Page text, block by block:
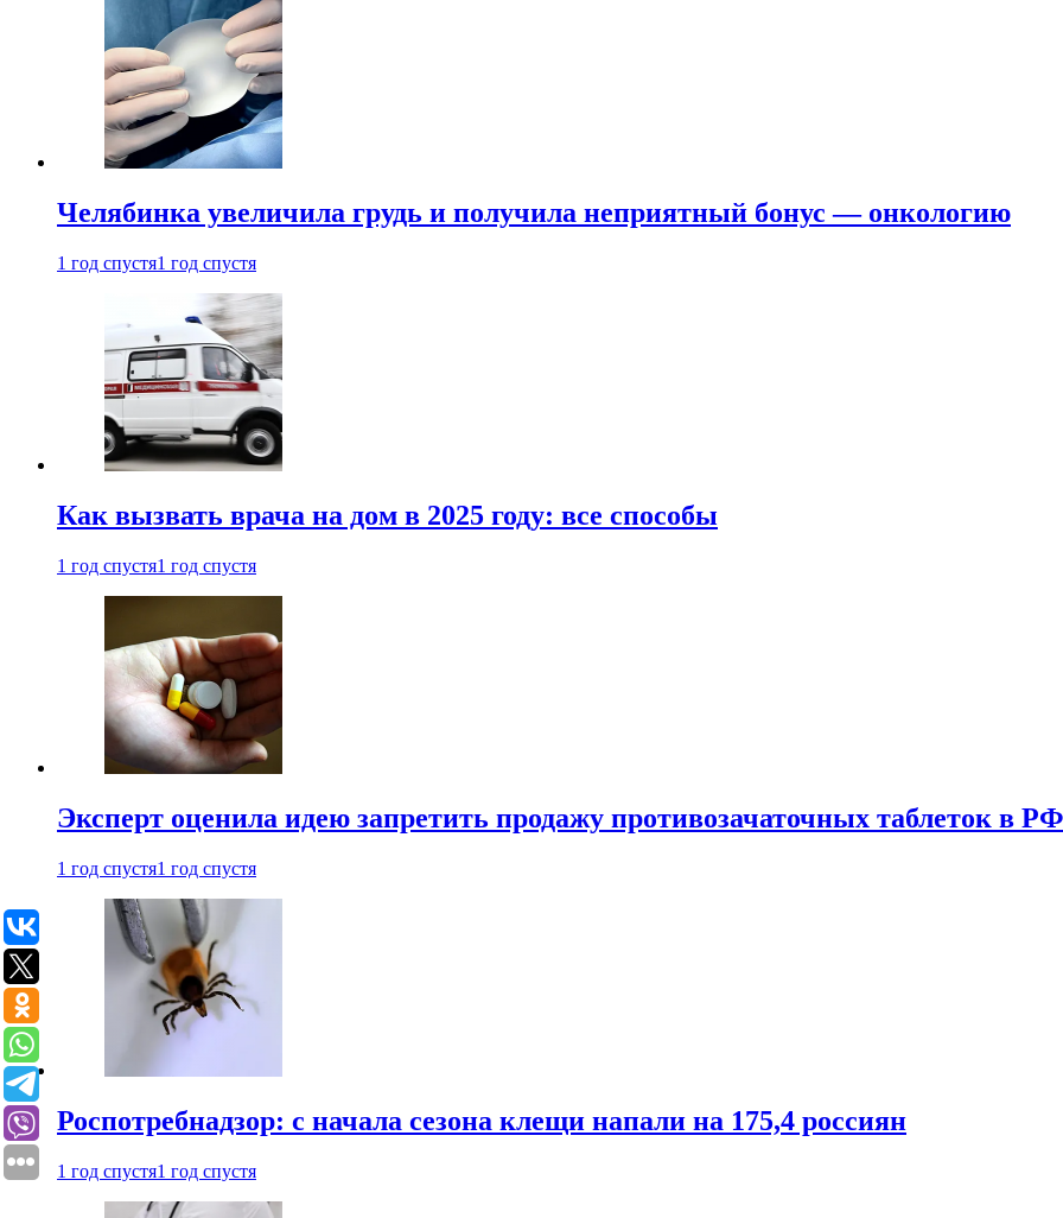
Челябинка увеличила грудь и получила неприятный бонус — онкологию
1 год спустя1 год спустя
Как вызвать врача на дом в 2025 году: все способы
1 год спустя1 год спустя
Эксперт оценила идею запретить продажу противозачаточных таблеток в РФ
1 год спустя1 год спустя
Роспотребнадзор: с начала сезона клещи напали на 175,4 россиян
1 год спустя1 год спустя